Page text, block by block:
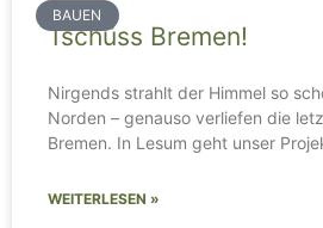
BAUEN
Tschüss Bremen!
Nirgends strahlt der Himmel so
Norden – genauso verliefen die
Bremen. In Lesum geht unser
WEITERLESEN »